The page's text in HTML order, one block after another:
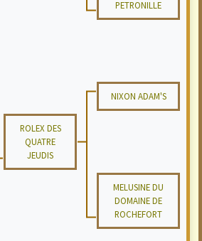
PETRONILLE
NIXON ADAM'S
ROLEX DES
QUATRE
JEUDIS
MELUSINE DU
DOMAINE DE
ROCHEFORT